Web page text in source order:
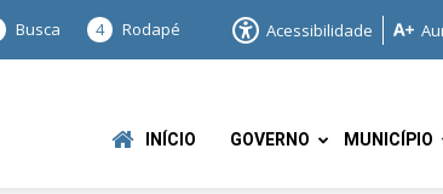
Busca 4 Rodapé Acessibilidade
INÍCIO GOVERNO MUNICÍPIO